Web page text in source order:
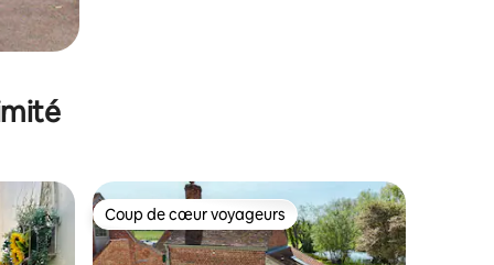
Coup de cœur voyageurs
Coup de cœur voyageurs